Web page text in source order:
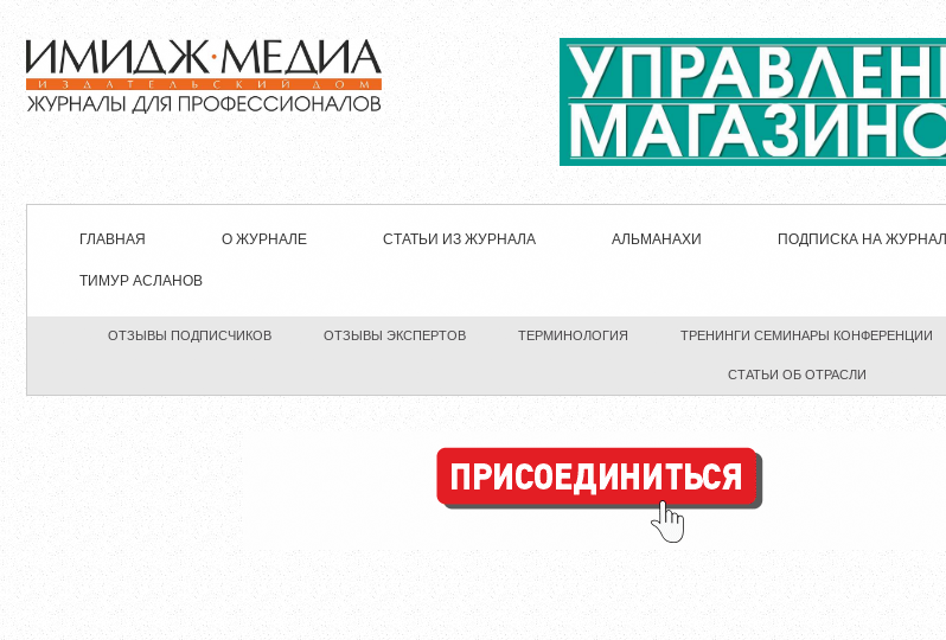
ГЛАВНАЯ О ЖУРНАЛЕ СТАТЬИ ИЗ ЖУРНАЛА АЛЬМАНАХИ ПОДПИСКА НА ЖУРНАЛ
ТИМУР АСЛАНОВ
ОТЗЫВЫ ПОДПИСЧИКОВ ОТЗЫВЫ ЭКСПЕРТОВ ТЕРМИНОЛОГИЯ ТРЕНИНГИ СЕМИНАРЫ КОНФЕРЕНЦИИ
СТАТЬИ ОБ ОТРАСЛИ